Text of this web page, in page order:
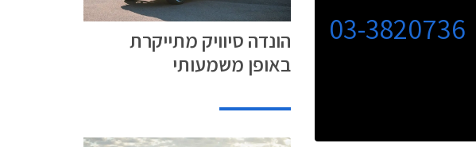
03-3820736
הונדה סיוויק מתייקרת
באופן משמעותי